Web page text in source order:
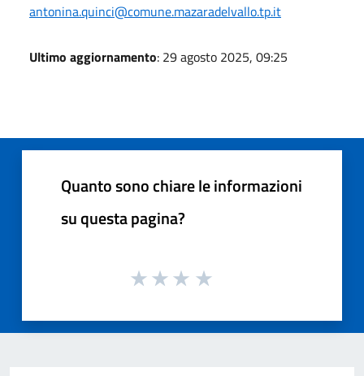
antonina.quinci@comune.mazaradelvallo.tp.it
Ultimo aggiornamento: 29 agosto 2025, 09:25
Quanto sono chiare le informazioni
su questa pagina?